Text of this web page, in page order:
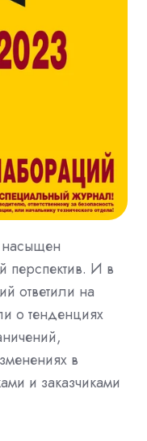
перспектив. И в
ответили на
о тенденциях
в
и заказчиками